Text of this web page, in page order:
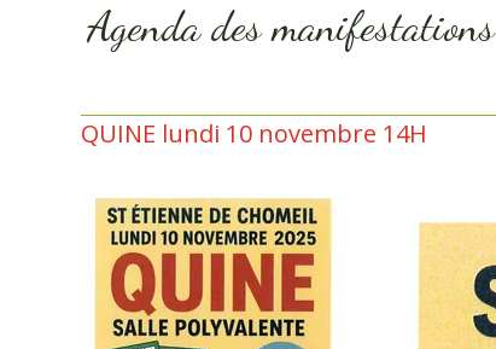
Agenda des manifestations
QUINE lundi 10 novembre 14H